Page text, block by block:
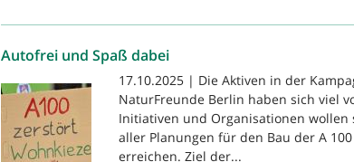
Autofrei und Spaß dabei
17.10.2025 | Die Aktiven in der
NaturFreunde Berlin haben sich viel
Initiativen und Organisationen
aller Planungen für den Bau der A
erreichen. Ziel der...